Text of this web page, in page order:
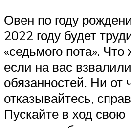
Овен по году
2022 году будет
«седьмого пота».
если на вас
обязанностей. Ни от
отказывайтесь,
Пускайте в ход свою